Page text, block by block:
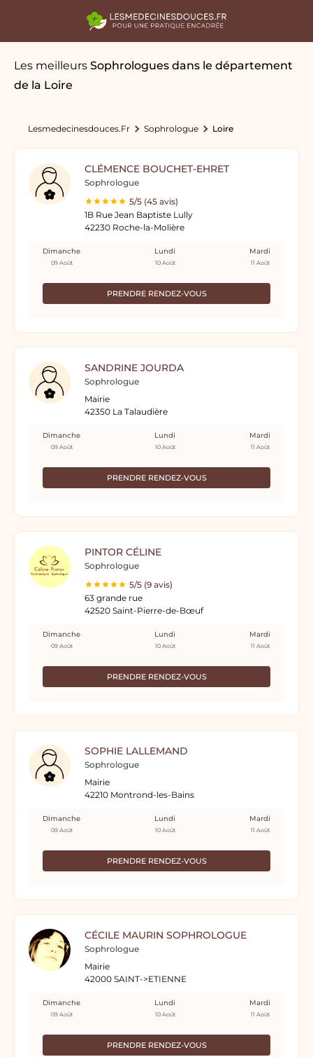
Les meilleurs Sophrologues dans le département
de la Loire
Lesmedecinesdouces.fr Sophrologue Loire
CLÉMENCE BOUCHET-EHRET
Sophrologue
5/5 (45 avis)
1B Rue Jean Baptiste Lully
42230 Roche-la-Molière
PRENDRE RENDEZ-VOUS
Dimanche
09 Août
Lundi
10 Août
Mardi
11 Août
SANDRINE JOURDA
Sophrologue
Mairie
42350 La Talaudière
PRENDRE RENDEZ-VOUS
Dimanche
09 Août
Lundi
10 Août
Mardi
11 Août
PINTOR CÉLINE
Sophrologue
5/5 (9 avis)
63 grande rue
42520 Saint-Pierre-de-Bœuf
PRENDRE RENDEZ-VOUS
Dimanche
09 Août
Lundi
10 Août
Mardi
11 Août
SOPHIE LALLEMAND
Sophrologue
Mairie
42210 Montrond-les-Bains
PRENDRE RENDEZ-VOUS
Dimanche
09 Août
Lundi
10 Août
Mardi
11 Août
CÉCILE MAURIN SOPHROLOGUE
Sophrologue
Mairie
42000 SAINT->ETIENNE
PRENDRE RENDEZ-VOUS
Dimanche
09 Août
Lundi
10 Août
Mardi
11 Août